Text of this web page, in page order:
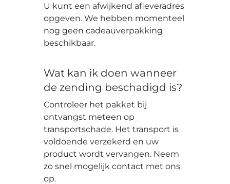
U kunt een afwijkend afleveradres
opgeven. We hebben momenteel
nog geen cadeauverpakking
beschikbaar.
Wat kan ik doen wanneer
de zending beschadigd is?
Controleer het pakket bij
ontvangst meteen op
transportschade. Het transport is
voldoende verzekerd en uw
product wordt vervangen. Neem
zo snel mogelijk contact met ons
op.